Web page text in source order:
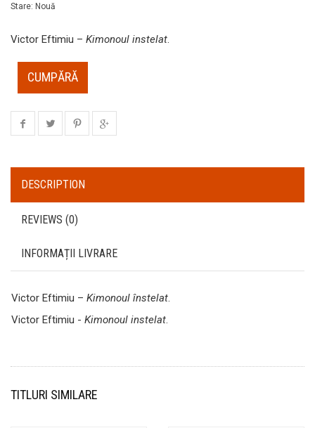
Stare: Nouă
Victor Eftimiu – Kimonoul instelat.
CUMPĂRĂ
DESCRIPTION
REVIEWS (0)
INFORMAȚII LIVRARE
Victor Eftimiu – Kimonoul înstelat.
Victor Eftimiu - Kimonoul instelat.
TITLURI SIMILARE